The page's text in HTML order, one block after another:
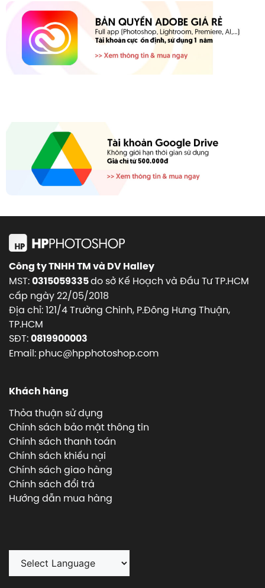
Công ty TNHH TM và DV Halley
MST:0315059335do sở Kế Hoạch và Đầu Tư TP.HCM
cấp ngày 22/05/2018
Địa chỉ: 121/4 Trường Chinh, P.Đông Hưng Thuận,
TP.HCM
SĐT:0819900003
Email: phuc@hpphotoshop.com
Khách hàng
Thỏa thuận sử dụng
Chính sách bảo mật thông tin
Chính sách thanh toán
Chính sách khiếu nại
Chính sách giao hàng
Chính sách đổi trả
Hướng dẫn mua hàng